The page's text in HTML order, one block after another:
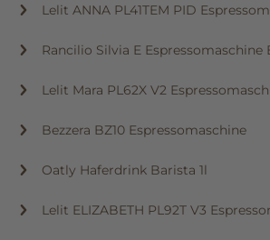
Lelit ANNA PL41TEM PID
Rancilio Silvia E Espressomaschine
Lelit Mara PL62X V2
Bezzera BZ10 Espressomaschine
Oatly Haferdrink Barista 1l
Lelit ELIZABETH PL92T V3